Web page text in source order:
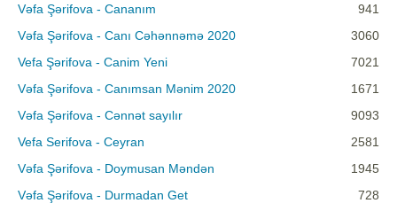
Vəfa Şərifova - Cananım
941
Vəfa Şərifova - Canı Cəhənnəmə 2020
3060
Vefa Şərifova - Canim Yeni
7021
Vəfa Şərifova - Canımsan Mənim 2020
1671
Vəfa Şərifova - Cənnət sayılır
9093
Vefa Serifova - Ceyran
2581
Vəfa Şərifova - Doymusan Məndən
1945
Vəfa Şərifova - Durmadan Get
728